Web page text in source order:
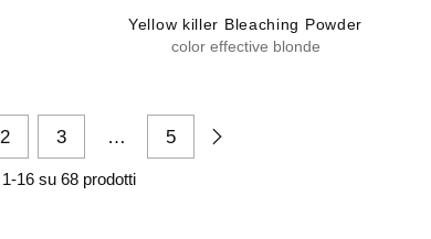
Yellow killer Bleaching Powder
color effective blonde
2 3 … 5
1-16 su 68 prodotti